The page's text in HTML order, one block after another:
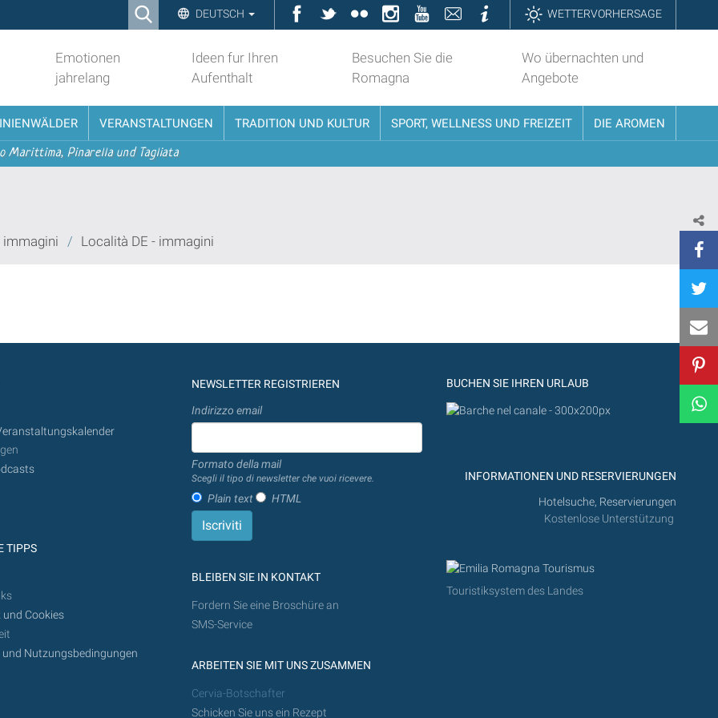
Ricerca DEUTSCH Facebook
TwitterFlickrInstagramYouTubeContattiInformazioniWETTERVORHERSAGE
Emotionen
jahrelang
Ideen fur Ihren
Aufenthalt
Besuchen Sie die
Romagna
Wo übernachten und
Angebote
VERANSTALTUNGEN TRADITION UND KULTUR SPORT, WELLNESS UND FREIZEIT DIE AROMEN
Marittima, Pinarella und Tagliata
immagini / Località DE - immagini
TIPPS
Cookies
Nutzungsbedingungen
NEWSLETTER REGISTRIEREN
Indirizzo email
Formato della mail
Scegli il tipo di newsletter che vuoi ricevere.
Plain text HTML
BLEIBEN SIE IN KONTAKT
Fordern Sie eine Broschüre an
SMS-Service
ARBEITEN SIE MIT UNS ZUSAMMEN
Cervia-Botschafter
Schicken Sie uns ein Rezept
BUCHEN SIE IHREN URLAUB
INFORMATIONEN UND RESERVIERUNGEN
Hotelsuche, Reservierungen
Kostenlose Unterstützung
Touristiksystem des Landes